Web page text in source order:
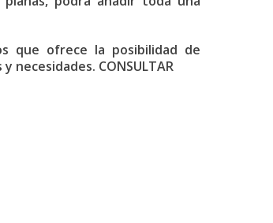
que ofrece la posibilidad de
necesidades. CONSULTAR